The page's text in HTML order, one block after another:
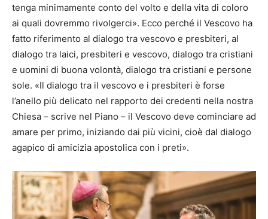
tenga minimamente conto del volto e della vita di coloro
ai quali dovremmo rivolgerci». Ecco perché il Vescovo ha
fatto riferimento al dialogo tra vescovo e presbiteri, al
dialogo tra laici, presbiteri e vescovo, dialogo tra cristiani
e uomini di buona volontà, dialogo tra cristiani e persone
sole. «Il dialogo tra il vescovo e i presbiteri è forse
l’anello più delicato nel rapporto dei credenti nella nostra
Chiesa – scrive nel Piano – il Vescovo deve cominciare ad
amare per primo, iniziando dai più vicini, cioè dal dialogo
agapico di amicizia apostolica con i preti».